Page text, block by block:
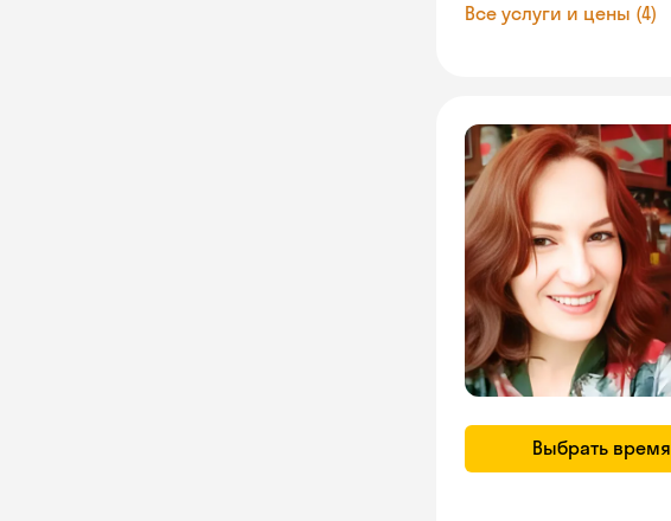
Все услуги и цены (4)
Выбрать время